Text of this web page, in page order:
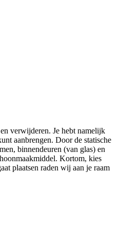
verwijderen. Je hebt namelijk
aanbrengen. Door de statische
binnendeuren (van glas) en
Kortom, kies
plaatsen raden wij aan je raam